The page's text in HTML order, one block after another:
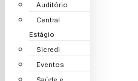
Auditório
Central
Estágio
Sicredi
Eventos